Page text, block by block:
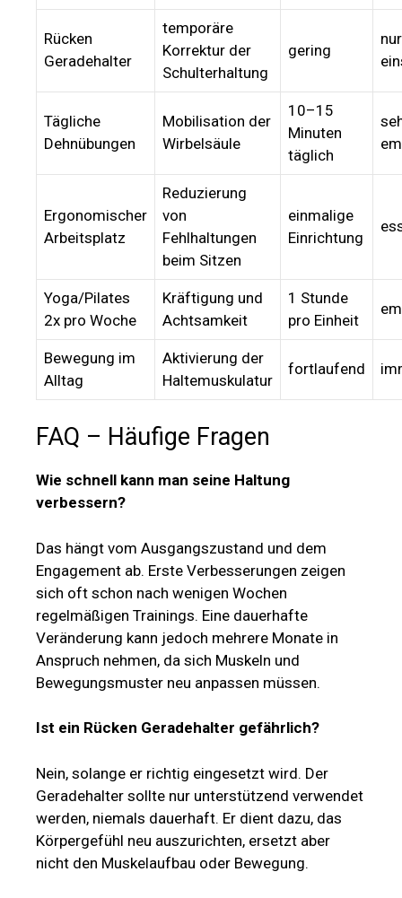
Rücken
Geradehalter
temporäre
Korrektur der
Schulterhaltung
gering
Tägliche
Dehnübungen
Mobilisation der
Wirbelsäule
10–15
Minuten
täglich
Ergonomischer
Arbeitsplatz
Reduzierung
von
Fehlhaltungen
beim Sitzen
einmalige
Einrichtung
Yoga/Pilates
2x pro Woche
Kräftigung und
Achtsamkeit
1 Stunde
pro Einheit
Bewegung im
Alltag
Aktivierung der
Haltemuskulatur
fortlaufend
FAQ – Häufige Fragen
Wie schnell kann man seine Haltung
verbessern?
Das hängt vom Ausgangszustand und dem
Engagement ab. Erste Verbesserungen zeigen
sich oft schon nach wenigen Wochen
regelmäßigen Trainings. Eine dauerhafte
Veränderung kann jedoch mehrere Monate in
Anspruch nehmen, da sich Muskeln und
Bewegungsmuster neu anpassen müssen.
Ist ein Rücken Geradehalter gefährlich?
Nein, solange er richtig eingesetzt wird. Der
Geradehalter sollte nur unterstützend verwendet
werden, niemals dauerhaft. Er dient dazu, das
Körpergefühl neu auszurichten, ersetzt aber
nicht den Muskelaufbau oder Bewegung.